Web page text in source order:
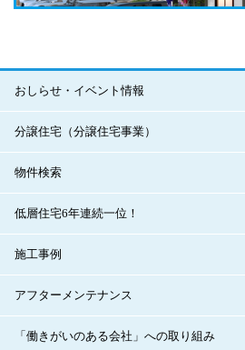
おしらせ・イベント情報
分譲住宅（分譲住宅事業）
物件検索
低層住宅6年連続一位！
施工事例
アフターメンテナンス
「働きがいのある会社」への取り組み